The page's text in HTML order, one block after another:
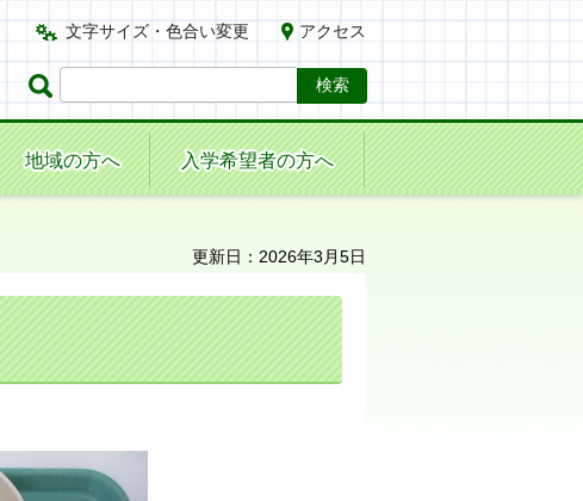
文字サイズ・色合い変更 アクセス
地域の方へ 入学希望者の方へ
更新日：2026年3月5日